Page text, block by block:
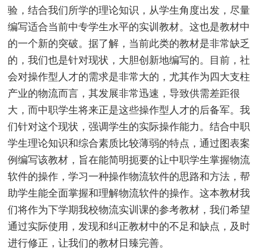
验，结合我们所学的理论知识，从学生角度出发，尽量
编写适合当前中专学生水平的实训教材。这也是教材中
的一个新的突破。据了解，当前此类的教材是非常缺乏
的，我们也是针对现状，大胆创新地编写的。目前，社
会对操作型人才的需求是非常大的，尤其作为四大支柱
产业的物流而言，其发展非常迅速，导致供需差距很
大，而中职学生将来正是这些操作型人才的后备军。我
们针对这个现状，强调学生的实际操作能力。结合中职
学生理论知识和综合素质比较薄弱的特点，通过图表案
例编写该教材，旨在能简明扼要的让中职学生掌握物流
软件的操作，学习一种操作物流软件的思路和方法，帮
助学生能全面掌握和理解物流软件的操作。这本教材我
们将作为下学期我校物流实训课的参考教材，我们希望
通过实际使用，发现和纠正教材中的不足和缺点，及时
进行修正，让我们的教材日臻完善。